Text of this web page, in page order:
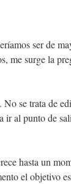
ser de
me surge la
se trata de
al punto de
hasta un
el objetivo